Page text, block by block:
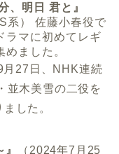
、明日 君と』
系） 佐藤小春役で
ラマに初めてレギ
ました。
月27日、NHK連続
並木美雪の二役を
した。
（2024年7月25